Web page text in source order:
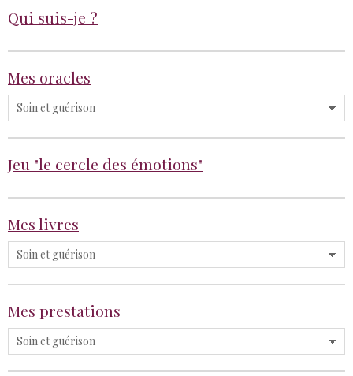
Qui suis-je ?
Mes oracles
Jeu "le cercle des émotions"
Mes livres
Mes prestations